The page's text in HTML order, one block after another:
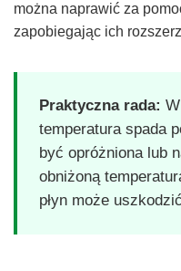
można naprawić za
zapobiegając ich
Praktyczna rada:
temperatura spada
być opróżniona lub
obniżoną
płyn może